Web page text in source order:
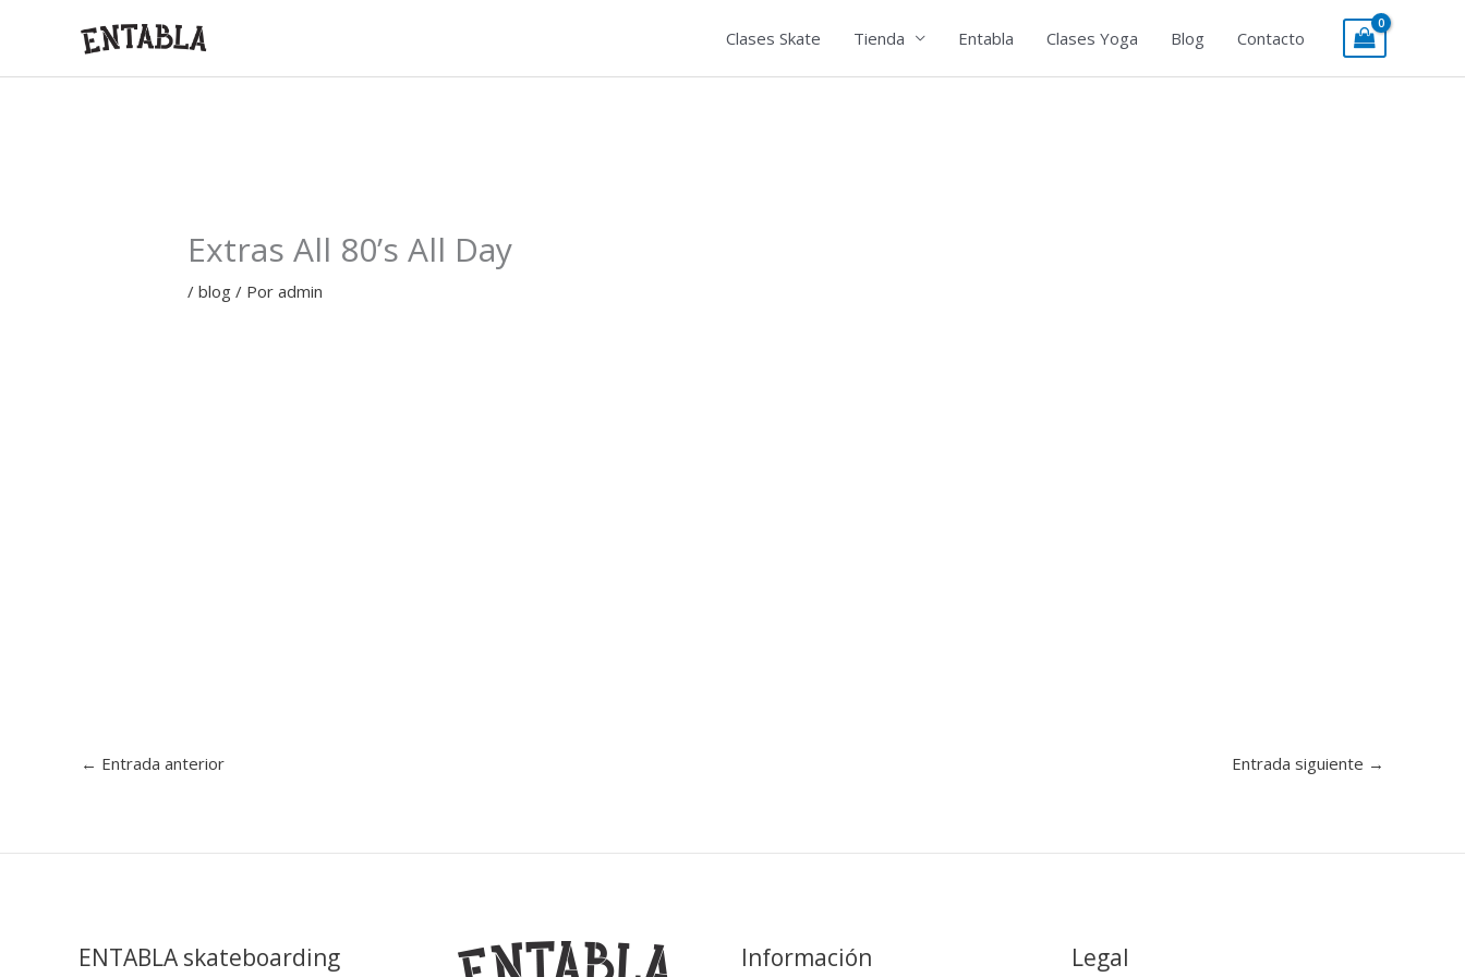
contenido
Clases Skate Tienda Entabla Clases Yoga Blog Contacto
Extras All 80’s All Day
/blog / Poradmin
← Entrada anterior Entrada siguiente →
ENTABLA skateboarding Información Legal